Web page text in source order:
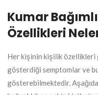
Kumar
Özellikleri
Her kişinin kişilik özellikleri
gösterdiği semptomlar ve
gösterebilmektedir.